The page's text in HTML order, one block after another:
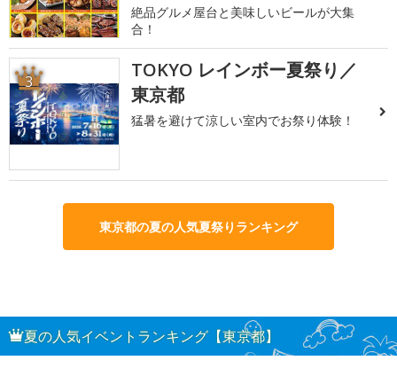
絶品グルメ屋台と美味しいビールが大集
合！
3
TOKYO レインボー夏祭り／
東京都
猛暑を避けて涼しい室内でお祭り体験！
東京都の夏の人気夏祭りランキング
夏の人気イベントランキング【東京都】